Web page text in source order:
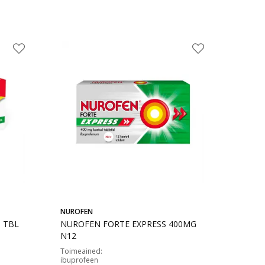
TBL
NUROFEN
NUROFEN FORTE EXPRESS 400MG
N12
Toimeained:
ibuprofeen